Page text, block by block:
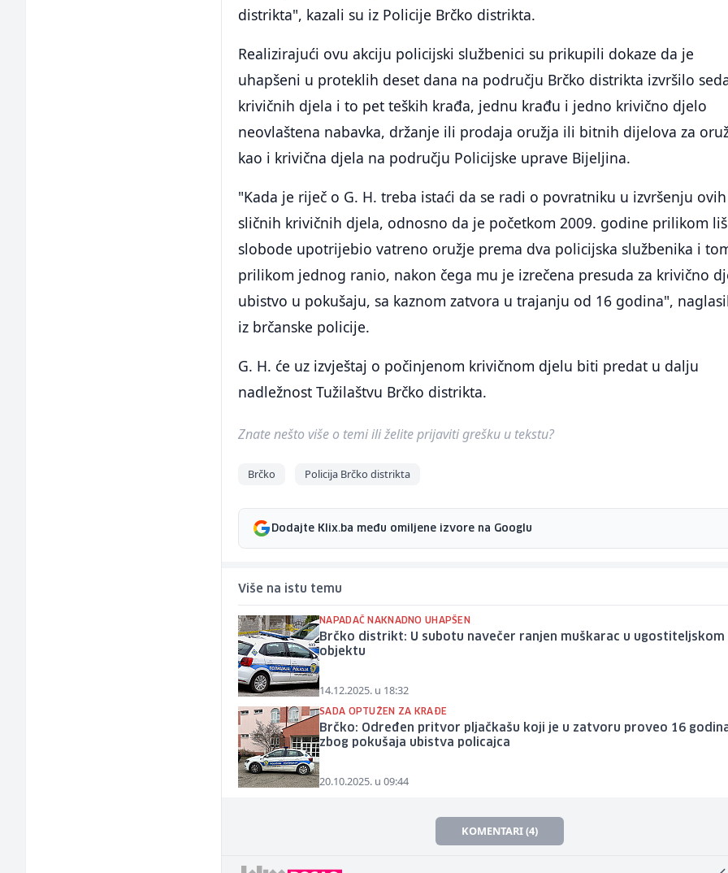
distrikta", kazali su iz Policije Brčko distrikta.
Realizirajući ovu akciju policijski službenici su prikupili dokaze da je
uhapšeni u proteklih deset dana na području Brčko distrikta izvršilo
krivičnih djela i to pet teških krađa, jednu krađu i jedno krivično djelo
neovlaštena nabavka, držanje ili prodaja oružja ili bitnih dijelova za
kao i krivična djela na području Policijske uprave Bijeljina.
"Kada je riječ o G. H. treba istaći da se radi o povratniku u izvršenju
sličnih krivičnih djela, odnosno da je početkom 2009. godine prilikom
slobode upotrijebio vatreno oružje prema dva policijska službenika i
prilikom jednog ranio, nakon čega mu je izrečena presuda za krivično
ubistvo u pokušaju, sa kaznom zatvora u trajanju od 16 godina",
iz brčanske policije.
G. H. će uz izvještaj o počinjenom krivičnom djelu biti predat u dalju
nadležnost Tužilaštvu Brčko distrikta.
Znate nešto više o temi ili želite prijaviti grešku u tekstu?
Brčko Policija Brčko distrikta
Dodajte Klix.ba među omiljene izvore na Googlu
Više na istu temu
NAPADAČ NAKNADNO UHAPŠEN
Brčko distrikt: U subotu navečer ranjen muškarac u ugostiteljskom
objektu
14.12.2025. u 18:32
SADA OPTUŽEN ZA KRAĐE
Brčko: Određen pritvor pljačkašu koji je u zatvoru proveo 16
zbog pokušaja ubistva policajca
20.10.2025. u 09:44
KOMENTARI (4)